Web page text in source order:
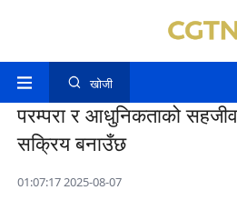
खोजी
परम्परा र आधुनिकताको
सक्रिय बनाउँछ
01:07:17 2025-08-07